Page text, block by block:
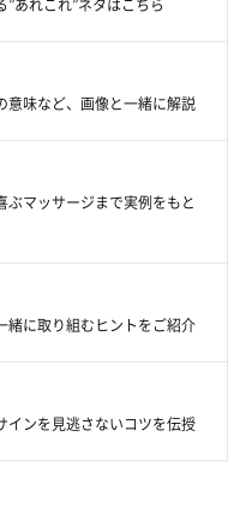
あれこれ”ネタはこちら
意味など、画像と一緒に解説
マッサージまで実例をもと
緒に取り組むヒントをご紹介
インを見逃さないコツを伝授